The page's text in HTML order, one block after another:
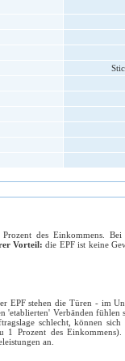
des Einkommens.
Vorteil:die EPF ist keine
EPF stehen die Türen - im
'etablierten' Verbänden fühlen
schlecht, können
Prozent des Einkommens).
an.